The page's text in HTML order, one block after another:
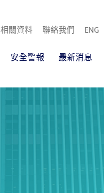
相關資料 聯絡我們 ENG
安全警報 最新消息